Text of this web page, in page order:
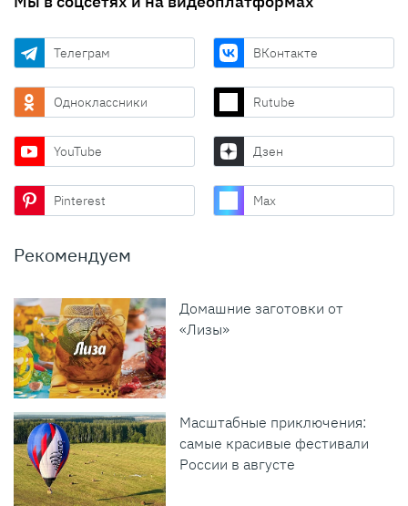
Телеграм ВКонтакте
Одноклассники Rutube
YouTube Дзен
Pinterest Max
Рекомендуем
Домашние заготовки от
«Лизы»
Масштабные приключения:
самые красивые фестивали
России в августе